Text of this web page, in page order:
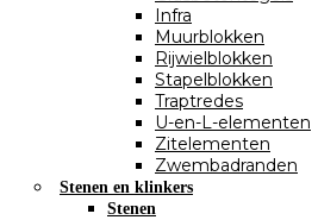
Infra
Muurblokken
Rijwielblokken
Stapelblokken
Traptredes
U-en-L-elementen
Zitelementen
Zwembadranden
Stenen en klinkers
Stenen